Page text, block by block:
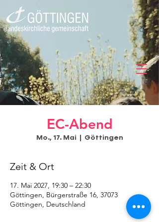
EC-Abend
Mo., 17. Mai
  |
Göttingen
Zeit & Ort
17. Mai 2027, 19:30 – 22:30
Göttingen, Bürgerstraße 16, 37073
Göttingen, Deutschland